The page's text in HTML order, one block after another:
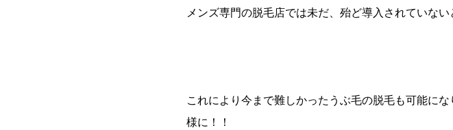
メンズ専門の脱毛店では未だ、殆ど導入されていない
これにより今まで難しかったうぶ毛の脱毛も可能に
様に！！